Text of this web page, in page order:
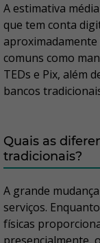
A estimativa
que tem conta
aproximadamente
comuns como
TEDs e Pix, além
bancos
Quais as
tradicionais?
A grande
serviços.
físicas